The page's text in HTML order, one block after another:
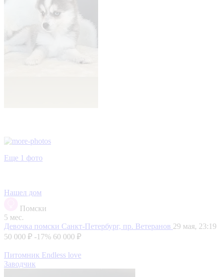
Еще 1 фото
Нашел дом
Помски
5 мес.
Девочка помски Санкт-Петербург, пр. Ветеранов 29 мая, 23:19
50 000 ₽ -17% 60 000 ₽
Питомник Endless love
Заводчик